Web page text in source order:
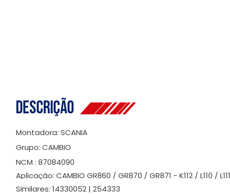
Descrição
Montadora: SCANIA
Grupo: CAMBIO
NCM : 87084090
Aplicação: CAMBIO GR860 / GR870 / GR871 - K112 / L110 / L111
Similares: 14330052 | 254333